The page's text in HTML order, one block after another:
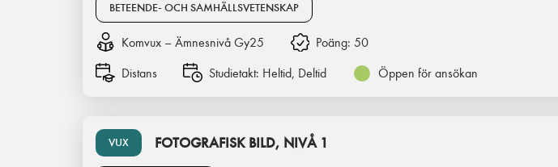
BETEENDE- OCH SAMHÄLLSVETENSKAP
Komvux – Ämnesnivå Gy25 Poäng: 50
Distans
Studietakt: Heltid, Deltid Öppen för ansökan
VUX FOTOGRAFISK BILD, NIVÅ 1